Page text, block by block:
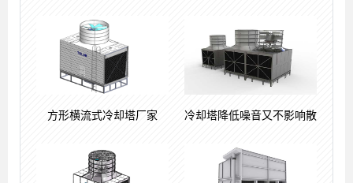
方形横流式冷却塔厂家 冷却塔降低噪音又不影响散